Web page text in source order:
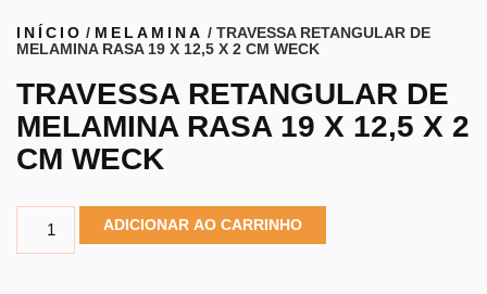
INÍCIO / MELAMINA / TRAVESSA RETANGULAR DE
MELAMINA RASA 19 X 12,5 X 2 CM WECK
TRAVESSA RETANGULAR DE
MELAMINA RASA 19 X 12,5 X 2
CM WECK
ADICIONAR AO CARRINHO